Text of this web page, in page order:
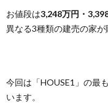
お値段は3,248万円・
異なる3種類の建売の家が
今回は「HOUSE1」の最
います。